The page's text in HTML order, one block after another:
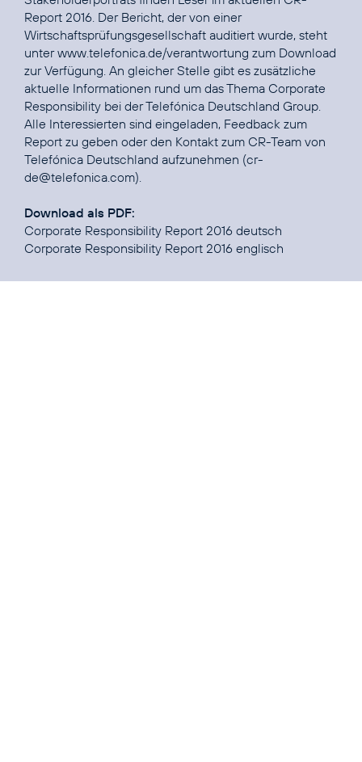
Report 2016. Der Bericht, der von einer
Wirtschaftsprüfungsgesellschaft auditiert wurde, steht
unterwww.telefonica.de/verantwortung zum Download
zur Verfügung. An gleicher Stelle gibt es zusätzliche
aktuelle Informationen rund um das Thema Corporate
Responsibility bei der Telefónica Deutschland Group.
Alle Interessierten sind eingeladen, Feedback zum
Report zu geben oder den Kontakt zum CR-Team von
Telefónica Deutschland aufzunehmen (cr-
de@telefonica.com).
Download als PDF:
Corporate Responsibility Report 2016 deutsch
Corporate Responsibility Report 2016 englisch